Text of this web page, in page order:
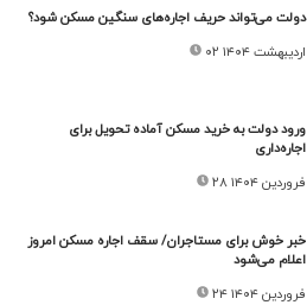
دولت می‌تواند حریف اجاره‌های سنگین مسکن شود؟
۰۲ اردیبهشت ۱۴۰۴
ورود دولت به خرید مسکن‌ آماده تحویل برای
اجاره‌داری
۲۸ فروردین ۱۴۰۴
خبر‌ خوش برای مستاجران/ سقف اجاره مسکن امروز
اعلام می‌شود
۲۴ فروردین ۱۴۰۴